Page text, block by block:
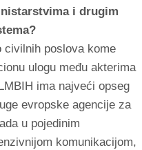
i drugim
civilnih poslova kome
ulogu među akterima
ima najveći opseg
evropske agencije za
u pojedinim
komunikacijom,